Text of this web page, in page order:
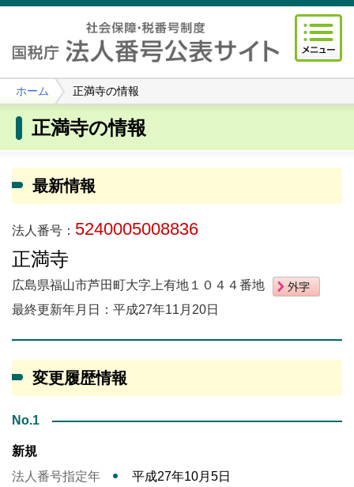
ホーム 正満寺の情報
正満寺の情報
最新情報
法人番号： 5240005008836
正満寺
広島県福山市芦田町大字上有地１０４４番地
最終更新年月日：平成27年11月20日
変更履歴情報
No.1
新規
法人番号指定年
平成27年10月5日